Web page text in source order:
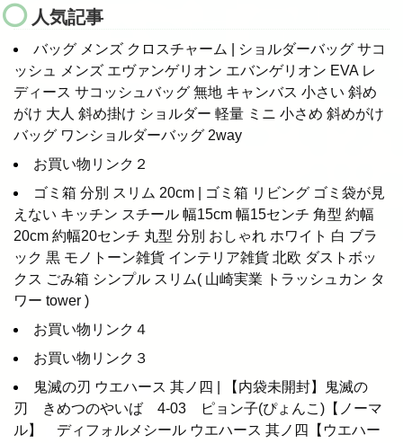
人気記事
バッグ メンズ クロスチャーム | ショルダーバッグ サコ
ッシュ メンズ エヴァンゲリオン エバンゲリオン EVA レ
ディース サコッシュバッグ 無地 キャンバス 小さい 斜め
がけ 大人 斜め掛け ショルダー 軽量 ミニ 小さめ 斜めがけ
バッグ ワンショルダーバッグ 2way
お買い物リンク２
ゴミ箱 分別 スリム 20cm | ゴミ箱 リビング ゴミ袋が見
えない キッチン スチール 幅15cm 幅15センチ 角型 約幅
20cm 約幅20センチ 丸型 分別 おしゃれ ホワイト 白 ブラ
ック 黒 モノトーン雑貨 インテリア雑貨 北欧 ダストボッ
クス ごみ箱 シンプル スリム( 山崎実業 トラッシュカン タ
ワー tower )
お買い物リンク４
お買い物リンク３
鬼滅の刃 ウエハース 其ノ四 | 【内袋未開封】鬼滅の
刃 きめつのやいば 4-03 ピョン子(ぴょんこ)【ノーマ
ル】 ディフォルメシール ウエハース 其ノ四【ウエハー